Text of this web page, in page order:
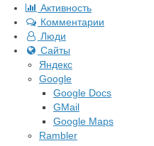
Активность
Комментарии
Люди
Сайты
Яндекс
Google
Google Docs
GMail
Google Maps
Rambler